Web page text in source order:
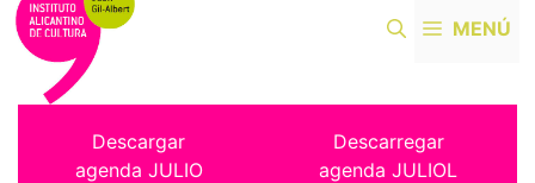
MENÚ
Descargar
agenda JULIO
Descarregar
agenda JULIOL